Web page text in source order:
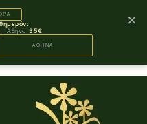
| Αθήνα35€
ΑΘΗΝΑ
×